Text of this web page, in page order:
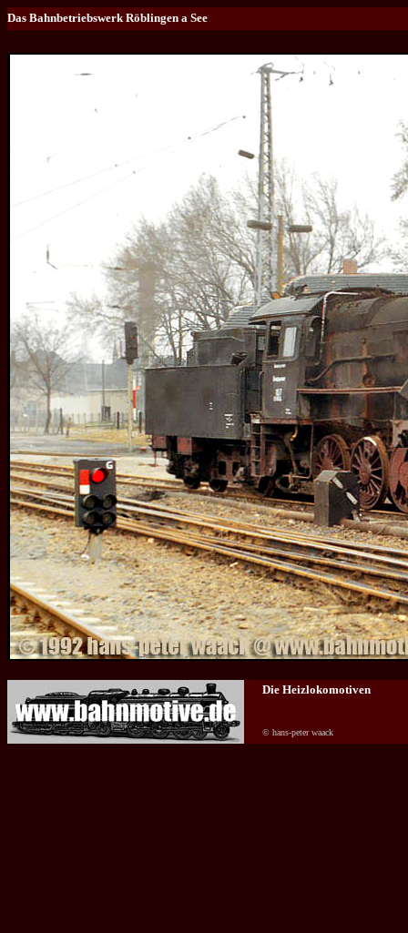
Das Bahnbetriebswerk Röblingen a See
Die Heizlokomotiven
© hans-peter waack